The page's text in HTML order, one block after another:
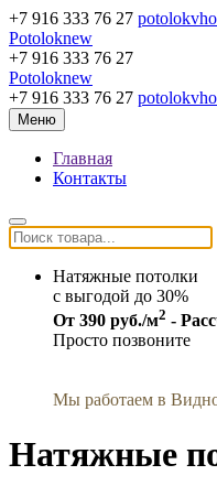
+7 916 333 76 27
Potoloknew
+7 916 333 76 27
Potoloknew
+7 916 333 76 27
Меню
Главная
Контакты
Натяжные потолки
c выгодой до 30%
От 390 руб./м2 -
Просто позвоните
Мы работаем в
Натяжные